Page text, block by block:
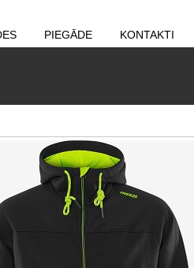
PIEGĀDE KONTAKTI